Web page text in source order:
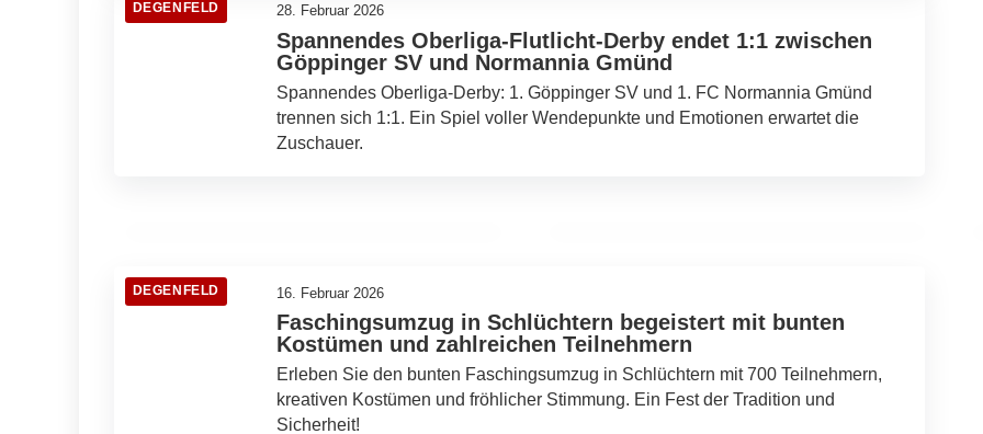
DEGENFELD 28. Februar 2026
Spannendes Oberliga-Flutlicht-Derby endet 1:1 zwischen
Göppinger SV und Normannia Gmünd
Spannendes Oberliga-Derby: 1. Göppinger SV und 1. FC Normannia Gmünd
trennen sich 1:1. Ein Spiel voller Wendepunkte und Emotionen erwartet die
Zuschauer.
Talente des Skiinternats Furtwangen:
19. Februar 2026
DEGENFELD 16. Februar 2026
Faschingsumzug in Schlüchtern begeistert mit bunten
Kostümen und zahlreichen Teilnehmern
Erleben Sie den bunten Faschingsumzug in Schlüchtern mit 700 Teilnehmern,
kreativen Kostümen und fröhlicher Stimmung. Ein Fest der Tradition und
Sicherheit!